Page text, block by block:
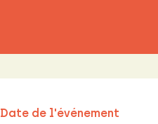
Date de l'événement